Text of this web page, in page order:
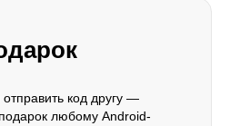
отправить код другу —
любому Android-